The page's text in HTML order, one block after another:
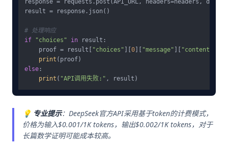
response = requests.post(API_URL, headers=headers,
result = response.json()
# 处理响应
if
"choices" in result:
    proof = result[
"choices" 0 "message" "content"
print
else :
print ( "API调用失败:"
💡 专业提示：DeepSeek官方API采用基于token的计费模式，
价格为输入$0.001/1K tokens，输出$0.002/1K tokens，对于
长篇数学证明可能成本较高。